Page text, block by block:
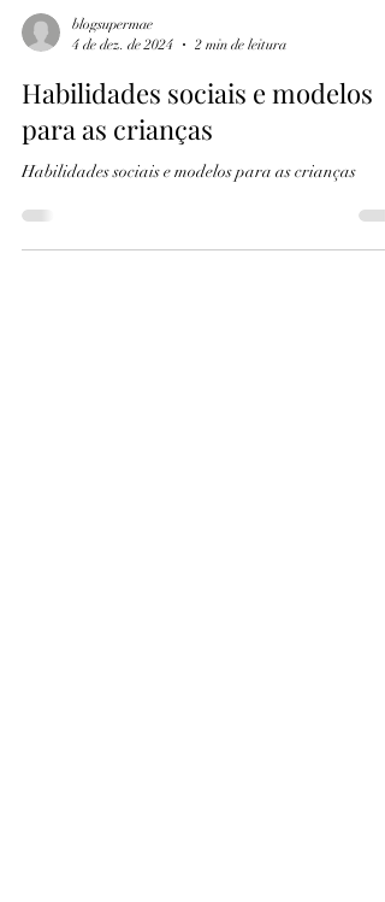
blogsupermae
4 de dez. de 2024
2 min de leitura
Habilidades sociais e modelos
para as crianças